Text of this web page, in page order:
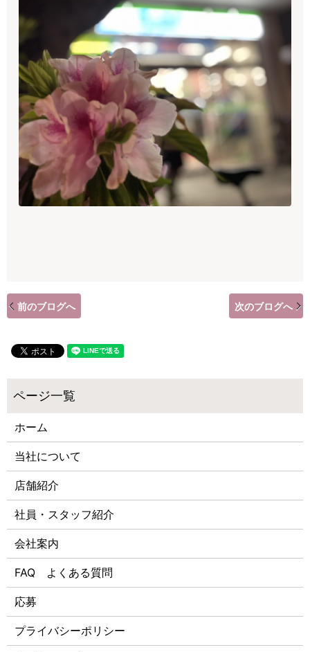
前のブログへ 次のブログへ
ホーム
当社について
店舗紹介
社員・スタッフ紹介
会社案内
FAQ よくある質問
応募
プライバシーポリシー